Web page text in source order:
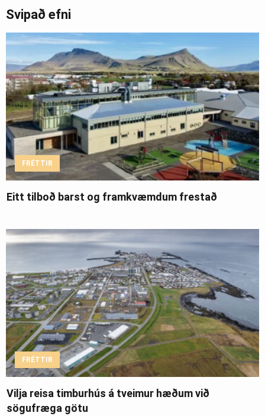
Svipað efni
FRÉTTIR
Eitt tilboð barst og framkvæmdum frestað
FRÉTTIR
Vilja reisa timburhús á tveimur hæðum við
sögufræga götu